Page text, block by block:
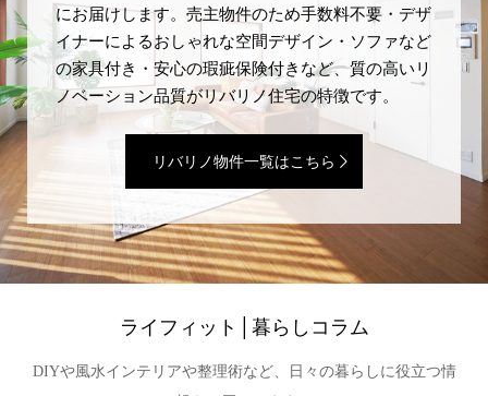
にお届けします。売主物件のため手数料不要・デザ
イナーによるおしゃれな空間デザイン・ソファなど
の家具付き・安心の瑕疵保険付きなど、質の高いリ
ノベーション品質がリバリノ住宅の特徴です。
リバリノ物件一覧はこちら
ライフィット│暮らしコラム
DIYや風水インテリアや整理術など、日々の暮らしに役立つ情